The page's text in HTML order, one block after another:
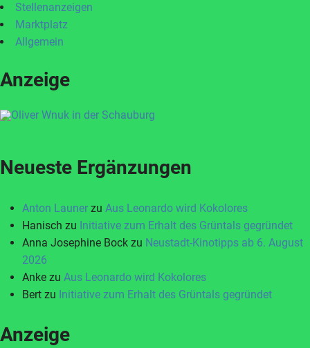
Stellenanzeigen
Marktplatz
Allgemein
Anzeige
Neueste Ergänzungen
Anton Launer zu Aus Leonardo wird Kokolores
Hanisch zu Initiative zum Erhalt des Grüntals gegründet
Anna Josephine Bock zu Neustadt-Kinotipps ab 6. August
2026
Anke zu Aus Leonardo wird Kokolores
Bert zu Initiative zum Erhalt des Grüntals gegründet
Anzeige